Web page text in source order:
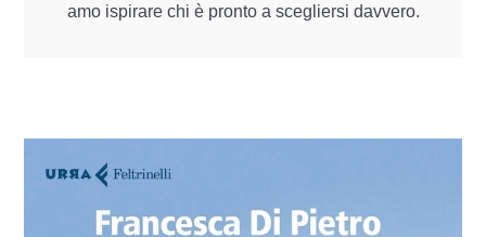
amo ispirare chi è pronto a scegliersi davvero.